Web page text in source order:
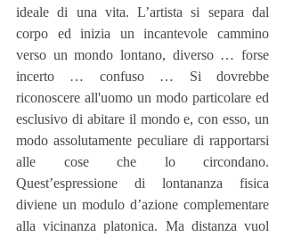
ideale di una vita. L’artista si separa dal
corpo ed inizia un incantevole cammino
verso un mondo lontano, diverso … forse
incerto … confuso … Si dovrebbe
riconoscere all'uomo un modo particolare ed
esclusivo di abitare il mondo e, con esso, un
modo assolutamente peculiare di rapportarsi
alle cose che lo circondano.
Quest’espressione di lontananza fisica
diviene un modulo d’azione complementare
alla vicinanza platonica. Ma distanza vuol